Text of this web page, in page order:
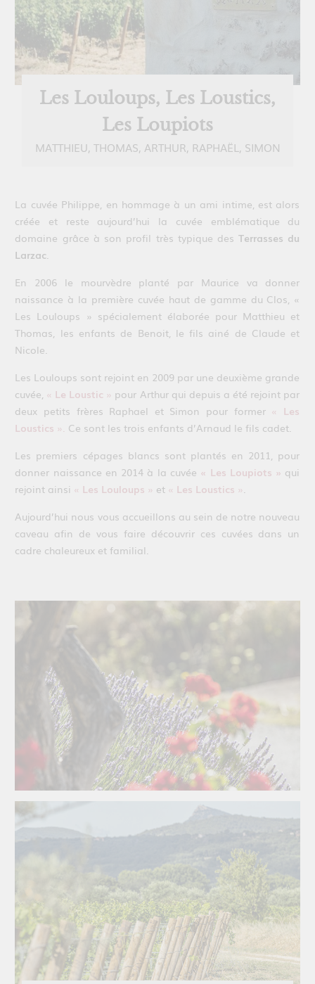
Les Louloups, Les Loustics,
Les Loupiots
MATTHIEU, THOMAS, ARTHUR, RAPHAËL, SIMON
La cuvée Philippe, en hommage à un ami intime, est alors
créée et reste aujourd’hui la cuvée emblématique du
domaine grâce à son profil très typique desTerrasses du
Larzac
En 2006 le mourvèdre planté par Maurice va donner
naissance à la première cuvée haut de gamme du Clos, «
Les Louloups » spécialement élaborée pour Matthieu et
Thomas, les enfants de Benoit, le fils ainé de Claude et
Nicole.
Les Louloups sont rejoint en 2009 par une deuxième grande
cuvée, « Le Loustic » pour Arthur qui depuis a été rejoint par
deux petits frères Raphael et Simon pour former « Les
Loustics ». Ce sont les trois enfants d’Arnaud le fils cadet.
Les premiers cépages blancs sont plantés en 2011, pour
donner naissance en 2014 à la cuvée « Les Loupiots » qui
rejoint ainsi « Les Louloups » et « Les Loustics »
Aujourd’hui nous vous accueillons au sein de notre nouveau
caveau afin de vous faire découvrir ces cuvées dans un
cadre chaleureux et familial.